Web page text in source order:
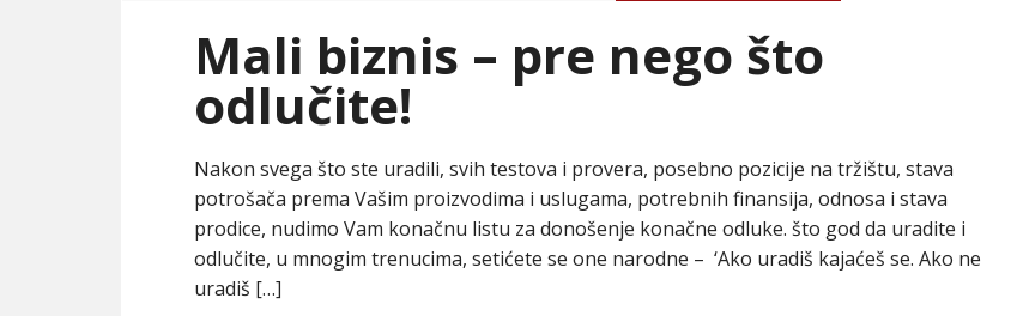
Mali biznis – pre nego što
odlučite!
Nakon svega što ste uradili, svih testova i provera, posebno pozicije na tržištu, stava
potrošača prema Vašim proizvodima i uslugama, potrebnih finansija, odnosa i stava
prodice, nudimo Vam konačnu listu za donošenje konačne odluke. što god da uradite i
odlučite, u mnogim trenucima, setićete se one narodne – ‘Ako uradiš kajaćeš se. Ako ne
uradiš […]